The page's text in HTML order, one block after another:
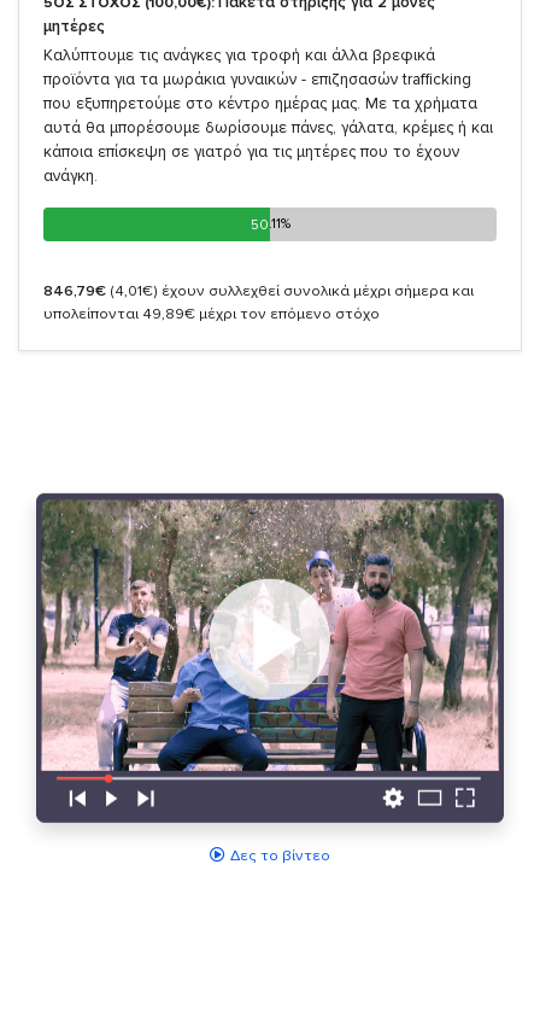
μητέρες
Καλύπτουμε τις ανάγκες για τροφή και άλλα βρεφικά
προϊόντα για τα μωράκια γυναικών - επιζησασών trafficking
που εξυπηρετούμε στο κέντρο ημέρας μας. Με τα χρήματα
αυτά θα μπορέσουμε δωρίσουμε πάνες, γάλατα, κρέμες ή και
κάποια επίσκεψη σε γιατρό για τις μητέρες που το έχουν
ανάγκη.
50.11%
50.11%
846,79€ (4,01€) έχουν συλλεχθεί συνολικά μέχρι σήμερα και
υπολείπονται 49,89€ μέχρι τον επόμενο στόχο
Δες το βίντεο